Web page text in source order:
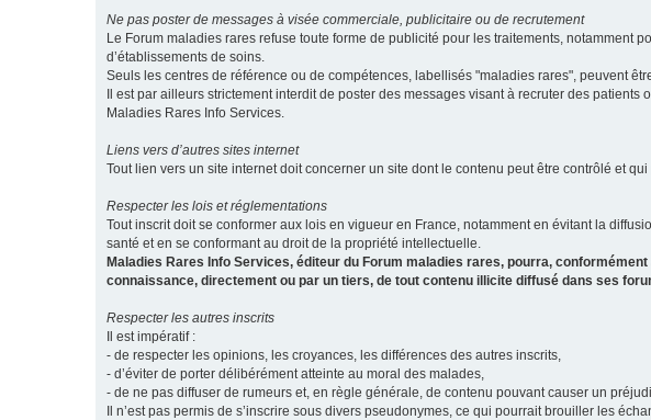
Ne pas poster de messages à visée commerciale, publicitaire ou de recrutement
Le Forum maladies rares refuse toute forme de publicité pour les traitements,
d’établissements de soins.
Seuls les centres de référence ou de compétences, labellisés "maladies rares", peuvent
Il est par ailleurs strictement interdit de poster des messages visant à recruter des
Maladies Rares Info Services.
Liens vers d’autres sites internet
Tout lien vers un site internet doit concerner un site dont le contenu peut être contrôlé et
Respecter les lois et réglementations
Tout inscrit doit se conformer aux lois en vigueur en France, notamment en évitant la
santé et en se conformant au droit de la propriété intellectuelle.
Maladies Rares Info Services, éditeur du Forum maladies rares, pourra,
connaissance, directement ou par un tiers, de tout contenu illicite diffusé dans ses
Respecter les autres inscrits
Il est impératif :
- de respecter les opinions, les croyances, les différences des autres inscrits,
- d’éviter de porter délibérément atteinte au moral des malades,
- de ne pas diffuser de rumeurs et, en règle générale, de contenu pouvant causer un
Il n’est pas permis de s’inscrire sous divers pseudonymes, ce qui pourrait brouiller les